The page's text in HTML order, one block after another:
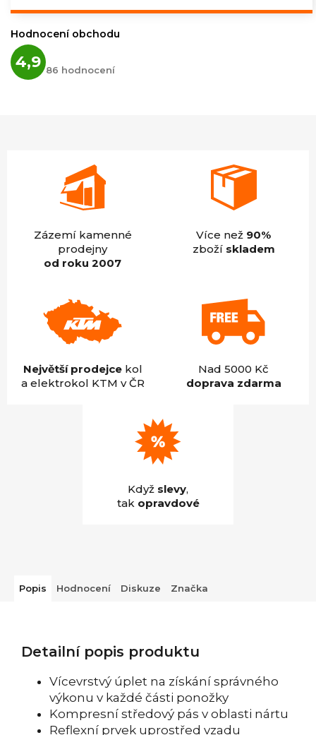
Hodnocení obchodu
4,9 hodnocení
obchodu
86 hodnocení
Zázemí kamenné
prodejny
od roku 2007
Více než 90%
zboží skladem
Největší prodejcekol
a elektrokol KTM v ČR
Nad 5000 Kč
doprava zdarma
Když slevy,
tak opravdové
Popis Hodnocení Diskuze Značka
Detailní popis produktu
Vícevrstvý úplet na získání správného
výkonu v každé části ponožky
Kompresní středový pás v oblasti nártu
Reflexní prvek uprostřed vzadu